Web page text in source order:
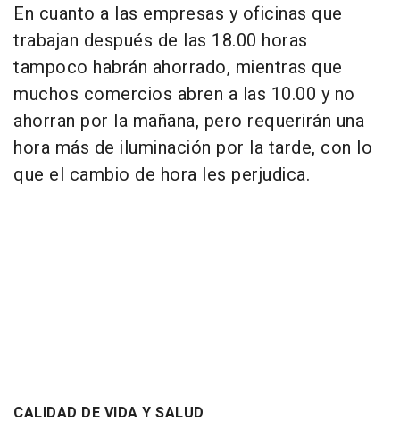
En cuanto a las empresas y oficinas que
trabajan después de las 18.00 horas
tampoco habrán ahorrado, mientras que
muchos comercios abren a las 10.00 y no
ahorran por la mañana, pero requerirán una
hora más de iluminación por la tarde, con lo
que el cambio de hora les perjudica.
CALIDAD DE VIDA Y SALUD